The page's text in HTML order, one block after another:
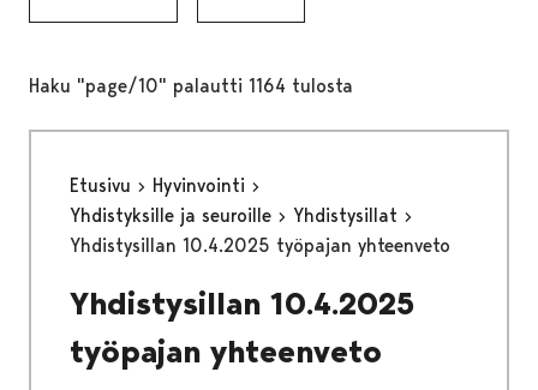
Haku "page/10" palautti 1164 tulosta
Etusivu
Hyvinvointi
Yhdistyksille ja seuroille
Yhdistysillat
Yhdistysillan 10.4.2025 työpajan yhteenveto
Yhdistysillan 10.4.2025
työpajan yhteenveto